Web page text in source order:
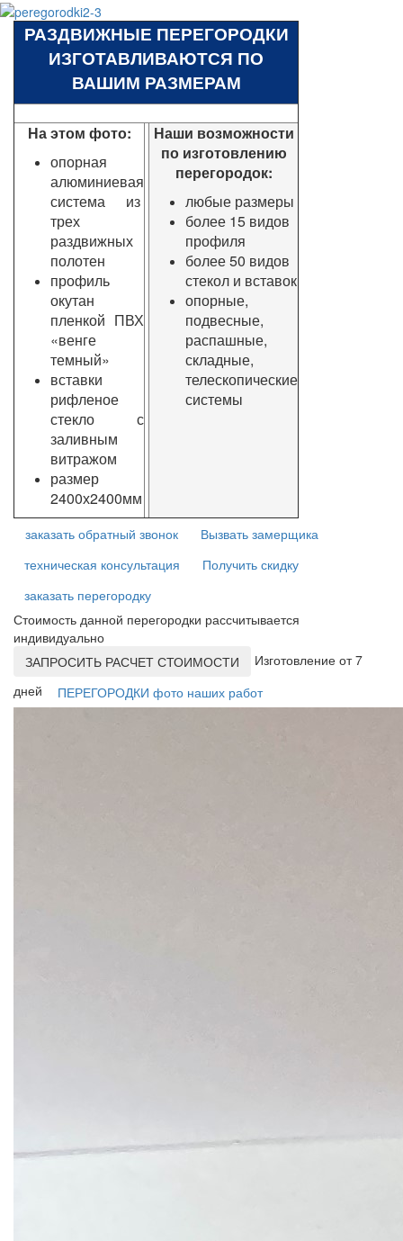
РАЗДВИЖНЫЕ ПЕРЕГОРОДКИ
ИЗГОТАВЛИВАЮТСЯ ПО
ВАШИМ РАЗМЕРАМ
На этом фото:
опорная
алюминиевая
система из
трех
раздвижных
полотен
профиль
окутан
пленкой ПВХ
«венге
темный»
вставки
рифленое
стекло с
заливным
витражом
размер
2400х2400мм
Наши возможности
по изготовлению
перегородок:
любые размеры
более 15 видов
профиля
более 50 видов
стекол и вставок
опорные,
подвесные,
распашные,
складные,
телескопические
системы
заказать обратный звонок
Вызвать замерщика
техническая консультация
Получить скидку
заказать перегородку
Стоимость данной перегородки рассчитывается
индивидуально
ЗАПРОСИТЬ РАСЧЕТ СТОИМОСТИ
Изготовление от 7
дней
ПЕРЕГОРОДКИ фото наших работ